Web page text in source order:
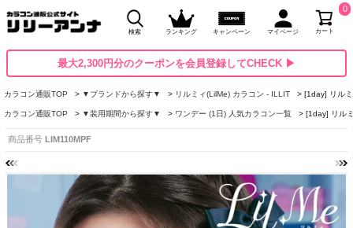
検索 ランキング キャンペーン マイページ カート
0
最大2,300円分のクーポンを会員登録してCHECK ▶
カラコン通販TOP ▼ブランドから探す▼ リルミィ(LilMe) カラコン - ILLIT [1day] リル
カラコン通販TOP ▼装用期間から探す▼ ワンデー (1日) 人気カラコン一覧 [1day] リル
商品番号 LIM110MPF